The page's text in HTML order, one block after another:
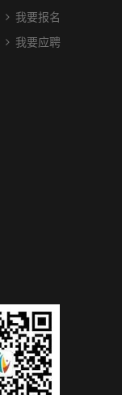
我要报名
我要应聘